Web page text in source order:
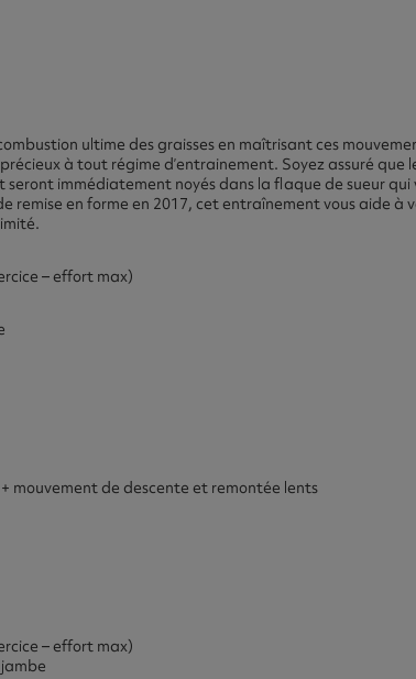
ultime des graisses en maîtrisant ces
à tout régime d’entrainement. Soyez assuré que
immédiatement noyés dans la flaque de sueur qui
remise en forme en 2017, cet entraînement vous aide à
– effort max)
mouvement de descente et remontée lents
– effort max)